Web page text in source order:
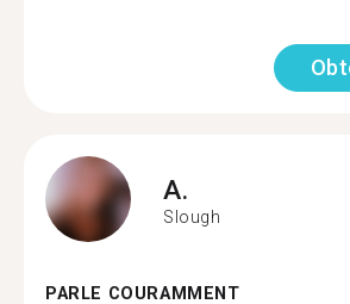
A.
Slough
PARLE COURAMMENT